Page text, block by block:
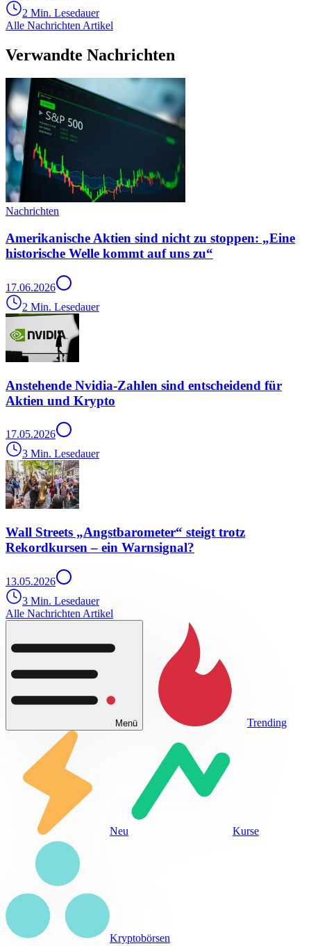
2 Min. Lesedauer
Alle Nachrichten Artikel
Verwandte Nachrichten
Nachrichten
Amerikanische Aktien sind nicht zu stoppen: „Eine
historische Welle kommt auf uns zu“
17.06.2026
2 Min. Lesedauer
Anstehende Nvidia-Zahlen sind entscheidend für
Aktien und Krypto
17.05.2026
3 Min. Lesedauer
Wall Streets „Angstbarometer“ steigt trotz
Rekordkursen – ein Warnsignal?
13.05.2026
3 Min. Lesedauer
Alle Nachrichten Artikel
Menü Trending
Neu Kurse
Kryptobörsen